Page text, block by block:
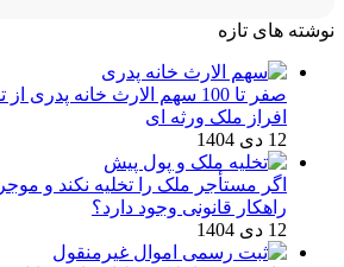
نوشته های تازه
صفر تا 100 سهم الارث خانه
افراز ملک ورثه ای
12 دی 1404
اگر مستأجر ملک را تخلیه نکند و
راهکار قانونی وجود دارد؟
12 دی 1404